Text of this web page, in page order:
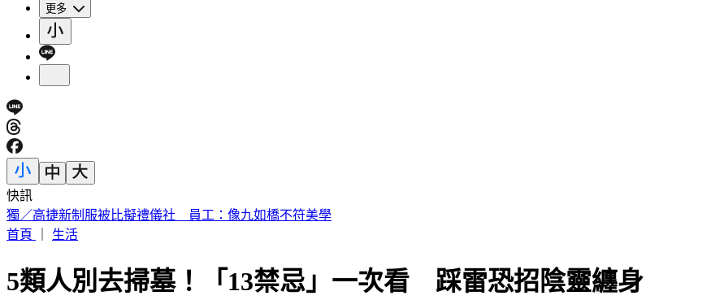
更多
快訊
富婆砸錢當女主「強加60場吻戲」 男星崩潰發聲：往我嘴裡伸舌頭
首頁
生活
5類人別去掃墓！「13禁忌」一次看 踩雷恐招陰靈纏身